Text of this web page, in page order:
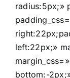
radius:5px;»
left:22px;»
bottom:-